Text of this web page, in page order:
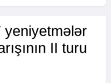
yeniyetmələr
II turu